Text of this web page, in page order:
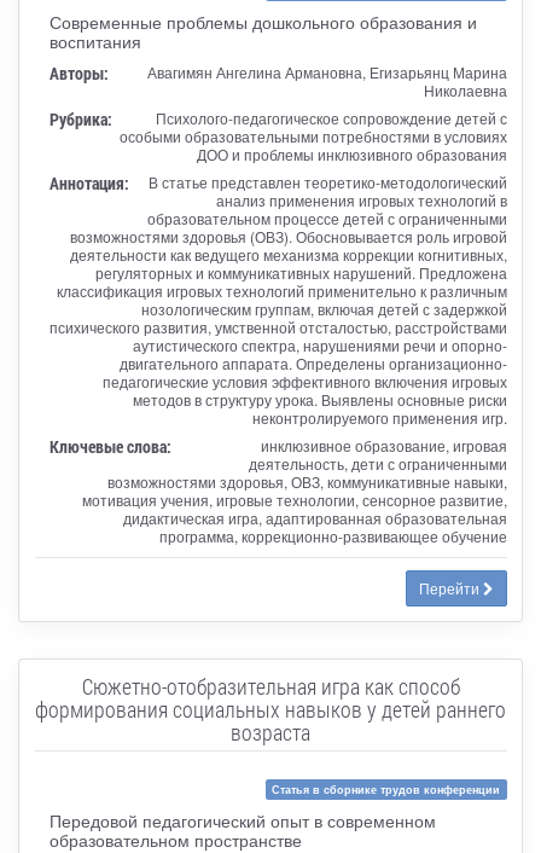
Современные проблемы дошкольного образования и
воспитания
Авторы:
Авагимян Ангелина Армановна, Егизарьянц Марина
Николаевна
Рубрика:
Психолого-педагогическое сопровождение детей с
особыми образовательными потребностями в условиях
ДОО и проблемы инклюзивного образования
Аннотация:
В статье представлен теоретико-методологический
анализ применения игровых технологий в
образовательном процессе детей с ограниченными
возможностями здоровья (ОВЗ). Обосновывается роль игровой
деятельности как ведущего механизма коррекции когнитивных,
регуляторных и коммуникативных нарушений. Предложена
классификация игровых технологий применительно к различным
нозологическим группам, включая детей с задержкой
психического развития, умственной отсталостью, расстройствами
аутистического спектра, нарушениями речи и опорно-
двигательного аппарата. Определены организационно-
педагогические условия эффективного включения игровых
методов в структуру урока. Выявлены основные риски
неконтролируемого применения игр.
Ключевые слова:
инклюзивное образование, игровая
деятельность, дети с ограниченными
возможностями здоровья, ОВЗ, коммуникативные навыки,
мотивация учения, игровые технологии, сенсорное развитие,
дидактическая игра, адаптированная образовательная
программа, коррекционно-развивающее обучение
Перейти
Сюжетно-отобразительная игра как способ
формирования социальных навыков у детей раннего
возраста
Статья в сборнике трудов конференции
Передовой педагогический опыт в современном
образовательном пространстве